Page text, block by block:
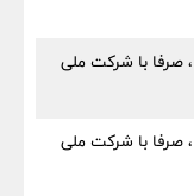
صرفا با شرکت ملی
صرفا با شرکت ملی